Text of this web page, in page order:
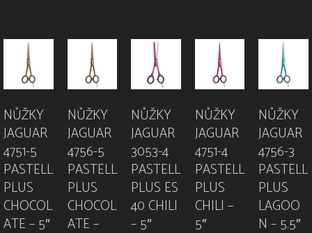
NŮŽKY
JAGUAR
4751-5
PASTELL
PLUS
CHOCOL
ATE – 5″
NŮŽKY
JAGUAR
4756-5
PASTELL
PLUS
CHOCOL
ATE –
NŮŽKY
JAGUAR
3053-4
PASTELL
PLUS ES
40 CHILI
– 5″
NŮŽKY
JAGUAR
4751-4
PASTELL
PLUS
CHILI –
5″
NŮŽKY
JAGUAR
4756-3
PASTELL
PLUS
LAGOO
N – 5.5″